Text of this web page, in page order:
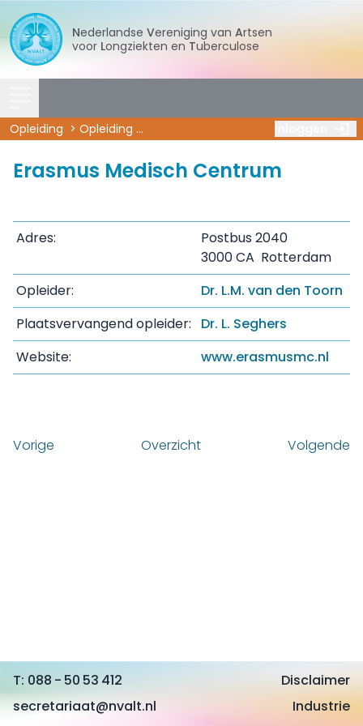
Nederlandse Vereniging van
Artsen
voor Longziekten en Tuberculose
Opleiding Opleiding
Erasmus Medisch Centrum
Adres:
Postbus 2040
3000 CA Rotterdam
Opleider:
Dr. L.M. van den Toorn
Plaatsvervangend opleider:
Dr. L. Seghers
Website:
www.erasmusmc.nl
Vorige Overzicht Volgende
088 - 50 53 412
secretariaat@nvalt.nl
Disclaimer
Industrie